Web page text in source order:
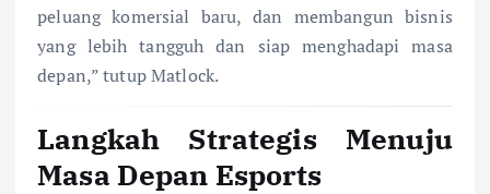
peluang komersial baru, dan membangun bisnis
yang lebih tangguh dan siap menghadapi masa
depan,” tutup Matlock.
Langkah Strategis Menuju
Masa Depan Esports